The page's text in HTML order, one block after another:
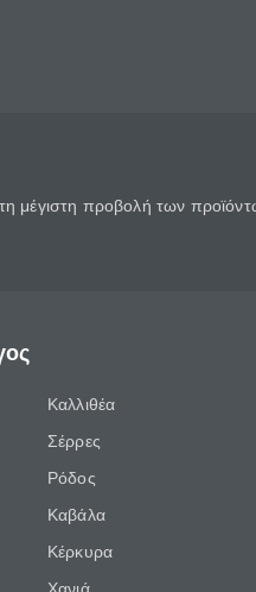
μέγιστη προβολή των
Καλλιθέα
Σέρρες
Ρόδος
Καβάλα
Κέρκυρα